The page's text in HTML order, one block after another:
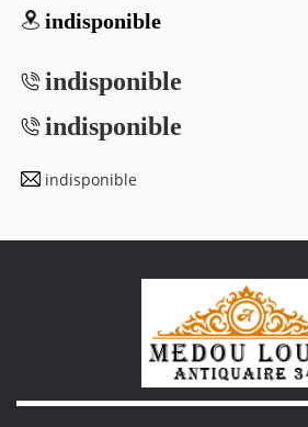
indisponible
indisponible
indisponible
indisponible